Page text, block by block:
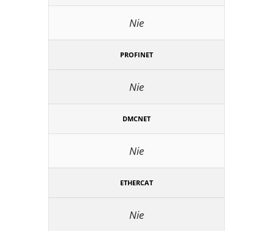
Nie
PROFINET
Nie
DMCNET
Nie
ETHERCAT
Nie